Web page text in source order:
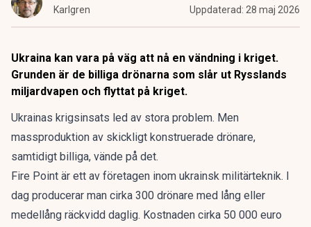
Karlgren
Uppdaterad: 28 maj 2026
Ukraina kan vara på väg att nå en vändning i kriget.
Grunden är de billiga drönarna som slår ut Rysslands
miljardvapen och flyttat på kriget.
Ukrainas krigsinsats led av stora problem. Men
massproduktion av skickligt konstruerade drönare,
samtidigt billiga, vände på det.
Fire Point är ett av företagen inom ukrainsk militärteknik. I
dag producerar man cirka 300 drönare med lång eller
medellång räckvidd daglig. Kostnaden cirka 50 000 euro